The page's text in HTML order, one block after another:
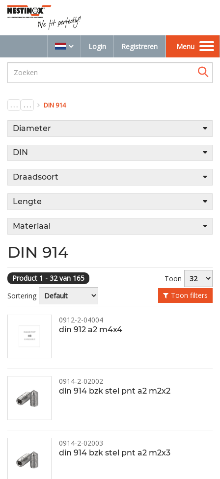
Login Registreren
Toggle
navigation
Menu
. . . . . . DIN 914
Diameter
DIN
Draadsoort
Lengte
Materiaal
DIN 914
Product 1 - 32 van 165
Toon
Sortering
Toon filters
0912-2-04004
din 912 a2 m4x4
0914-2-02002
din 914 bzk stel pnt a2 m2x2
0914-2-02003
din 914 bzk stel pnt a2 m2x3